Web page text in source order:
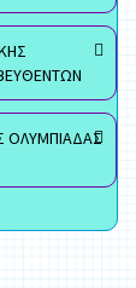
ΟΛΥΜΠΙΑΔΑΣ